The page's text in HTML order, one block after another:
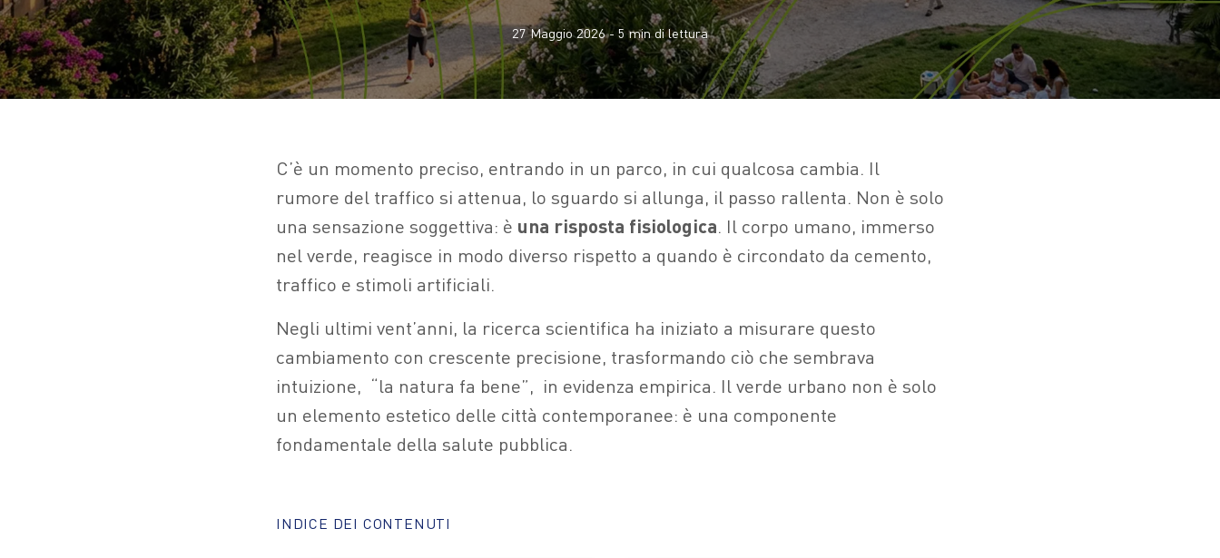
27 Maggio 2026- 5min di lettura
C’è un momento preciso, entrando in un parco, in cui qualcosa cambia. Il
rumore del traffico si attenua, lo sguardo si allunga, il passo rallenta. Non è solo
una sensazione soggettiva: è una risposta fisiologica. Il corpo umano, immerso
nel verde, reagisce in modo diverso rispetto a quando è circondato da cemento,
traffico e stimoli artificiali.
Negli ultimi vent’anni, la ricerca scientifica ha iniziato a misurare questo
cambiamento con crescente precisione, trasformando ciò che sembrava
intuizione, “la natura fa bene”, in evidenza empirica. Il verde urbano non è solo
un elemento estetico delle città contemporanee: è una componente
fondamentale della salute pubblica.
INDICE DEI CONTENUTI